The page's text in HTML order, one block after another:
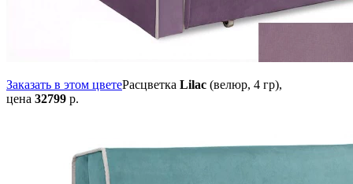
Заказать в этом цветеРасцветка Lilac (велюр, 4 гр),
цена 32799 р.